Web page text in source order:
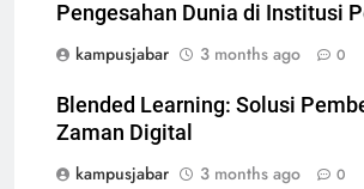
Pengesahan Dunia di Institusi
kampusjabar
3 months ago 0
Blended Learning: Solusi
Zaman Digital
kampusjabar
3 months ago 0